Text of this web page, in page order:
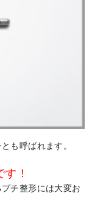
も呼ばれます。
！
チ整形には大変お